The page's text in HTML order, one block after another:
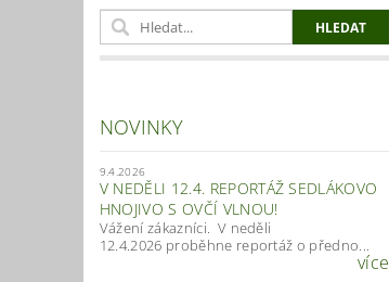
NOVINKY
9.4.2026
V NEDĚLI 12.4. REPORTÁŽ SEDLÁKOVO
HNOJIVO S OVČÍ VLNOU!
Vážení zákazníci. V neděli
12.4.2026 proběhne reportáž o předno...
více